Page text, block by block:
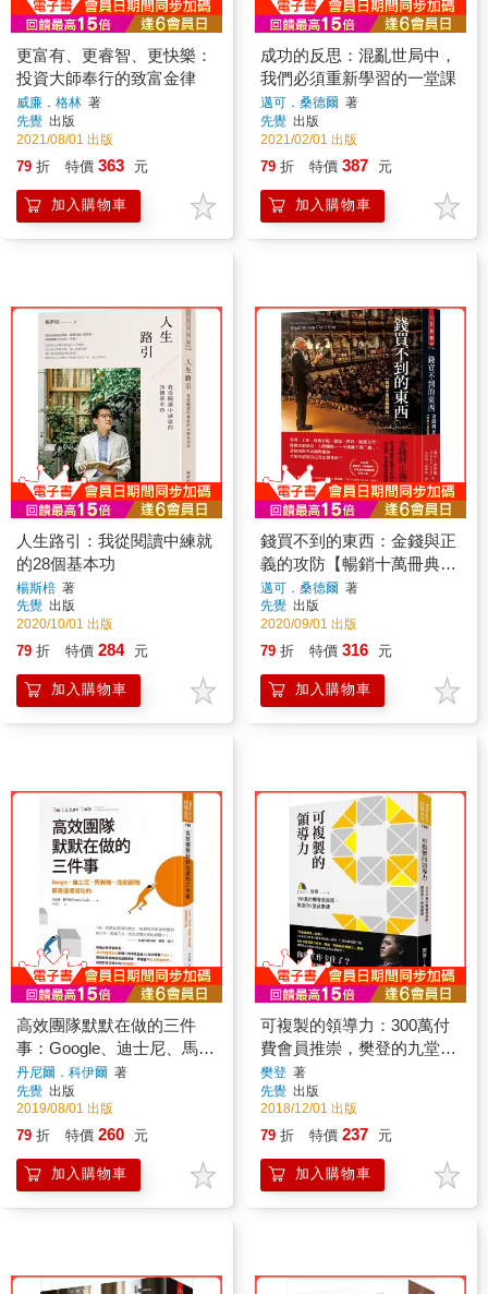
更富有、更睿智、更快樂：
投資大師奉行的致富金律
威廉．格林 著
先覺 出版
2021/08/01 出版
79 折 特價 363 元
加入購物車
成功的反思：混亂世局中，
我們必須重新學習的一堂課
邁可．桑德爾 著
先覺 出版
2021/02/01 出版
79 折 特價 387 元
加入購物車
人生路引：我從閱讀中練就
的28個基本功
楊斯棓 著
先覺 出版
2020/10/01 出版
79 折 特價 284 元
加入購物車
錢買不到的東西：金錢與正
義的攻防【暢銷十萬冊典藏
版】
邁可．桑德爾 著
先覺 出版
2020/09/01 出版
79 折 特價 316 元
加入購物車
高效團隊默默在做的三件
事：Google、迪士尼、馬刺
隊、海豹部隊都是這樣成功
的
丹尼爾．科伊爾 著
先覺 出版
2019/08/01 出版
79 折 特價 260 元
加入購物車
可複製的領導力：300萬付
費會員推崇，樊登的九堂商
業課
樊登 著
先覺 出版
2018/12/01 出版
79 折 特價 237 元
加入購物車